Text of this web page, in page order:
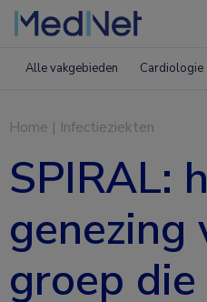
Alle vakgebieden Cardiologie
Home | Infectieziekten
SPIRAL:
genezing
groep